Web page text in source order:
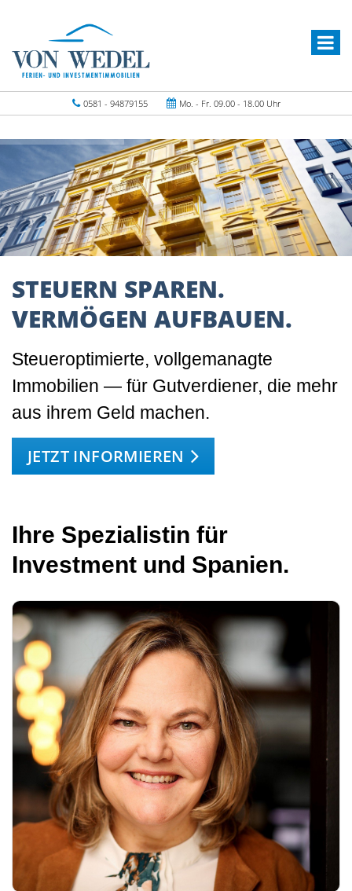
0581 - 94879155 Mo. - Fr. 09.00 - 18.00 Uhr
STEUERN SPAREN.
VERMÖGEN AUFBAUEN.
Steueroptimierte, vollgemanagte
Immobilien — für Gutverdiener, die mehr
aus ihrem Geld machen.
JETZT INFORMIEREN
Ihre Spezialistin für
Investment und Spanien.